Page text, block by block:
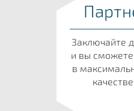
Заключайте
и вы
в